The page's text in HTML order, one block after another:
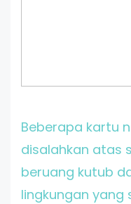
Beberapa kartu
disalahkan atas
beruang kutub
lingkungan yang